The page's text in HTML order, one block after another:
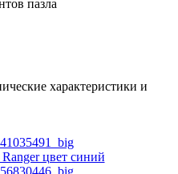
пазла
характеристики и
цвет синий